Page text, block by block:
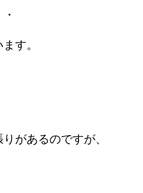
す。
があるのですが、